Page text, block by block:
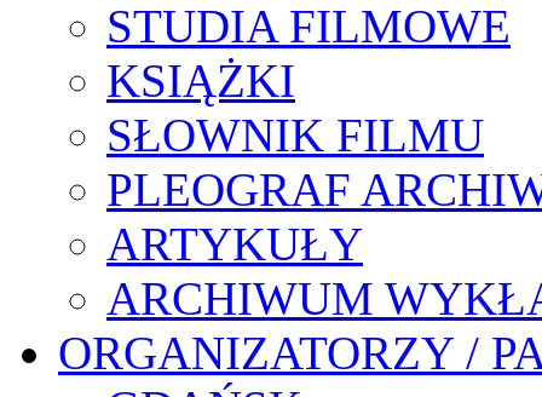
STUDIA FILMOWE
KSIĄŻKI
SŁOWNIK FILMU
PLEOGRAF
ARTYKUŁY
ARCHIWUM
ORGANIZATORZY /